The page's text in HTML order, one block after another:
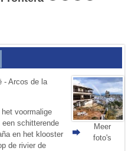
- Arcos de la
het voormalige
een schitterende
en het klooster
de rivier de
Meer
foto's